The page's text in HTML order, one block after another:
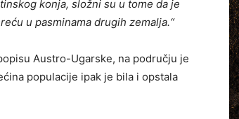
konja, složni su u tome da je
u pasminama drugih zemalja.“
Austro-Ugarske, na području je
populacije ipak je bila i opstala